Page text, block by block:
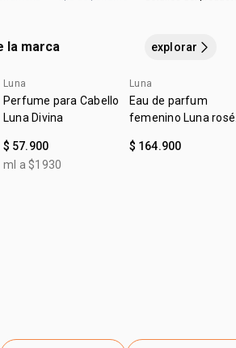
CITRONELLOL, ALPHA-ISOMETHYL
CINNAMYL ALCOHOL, CITRAL.
la marca explorar
Luna
Perfume para Cabello
Luna Divina
$ 57.900
ml a $1930
4u al 40%
Luna
Eau de parfum
femenino Luna rosé
$ 164.900